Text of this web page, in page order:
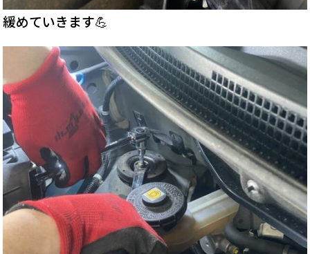
緩めていきます💪